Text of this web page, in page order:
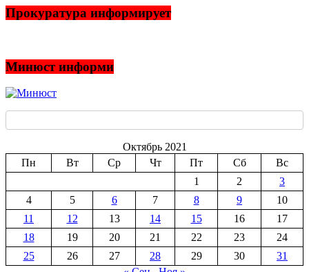
Прокуратура информирует
Минюст информи
Октябрь 2021
Пн
Вт Ср Чт Пт Сб
Вс
1
2
3
4
5 6 7 8 9
10
11
12 13 14 15 16
17
18
19 20 21 22 23
24
25
26 27 28 29 30
31